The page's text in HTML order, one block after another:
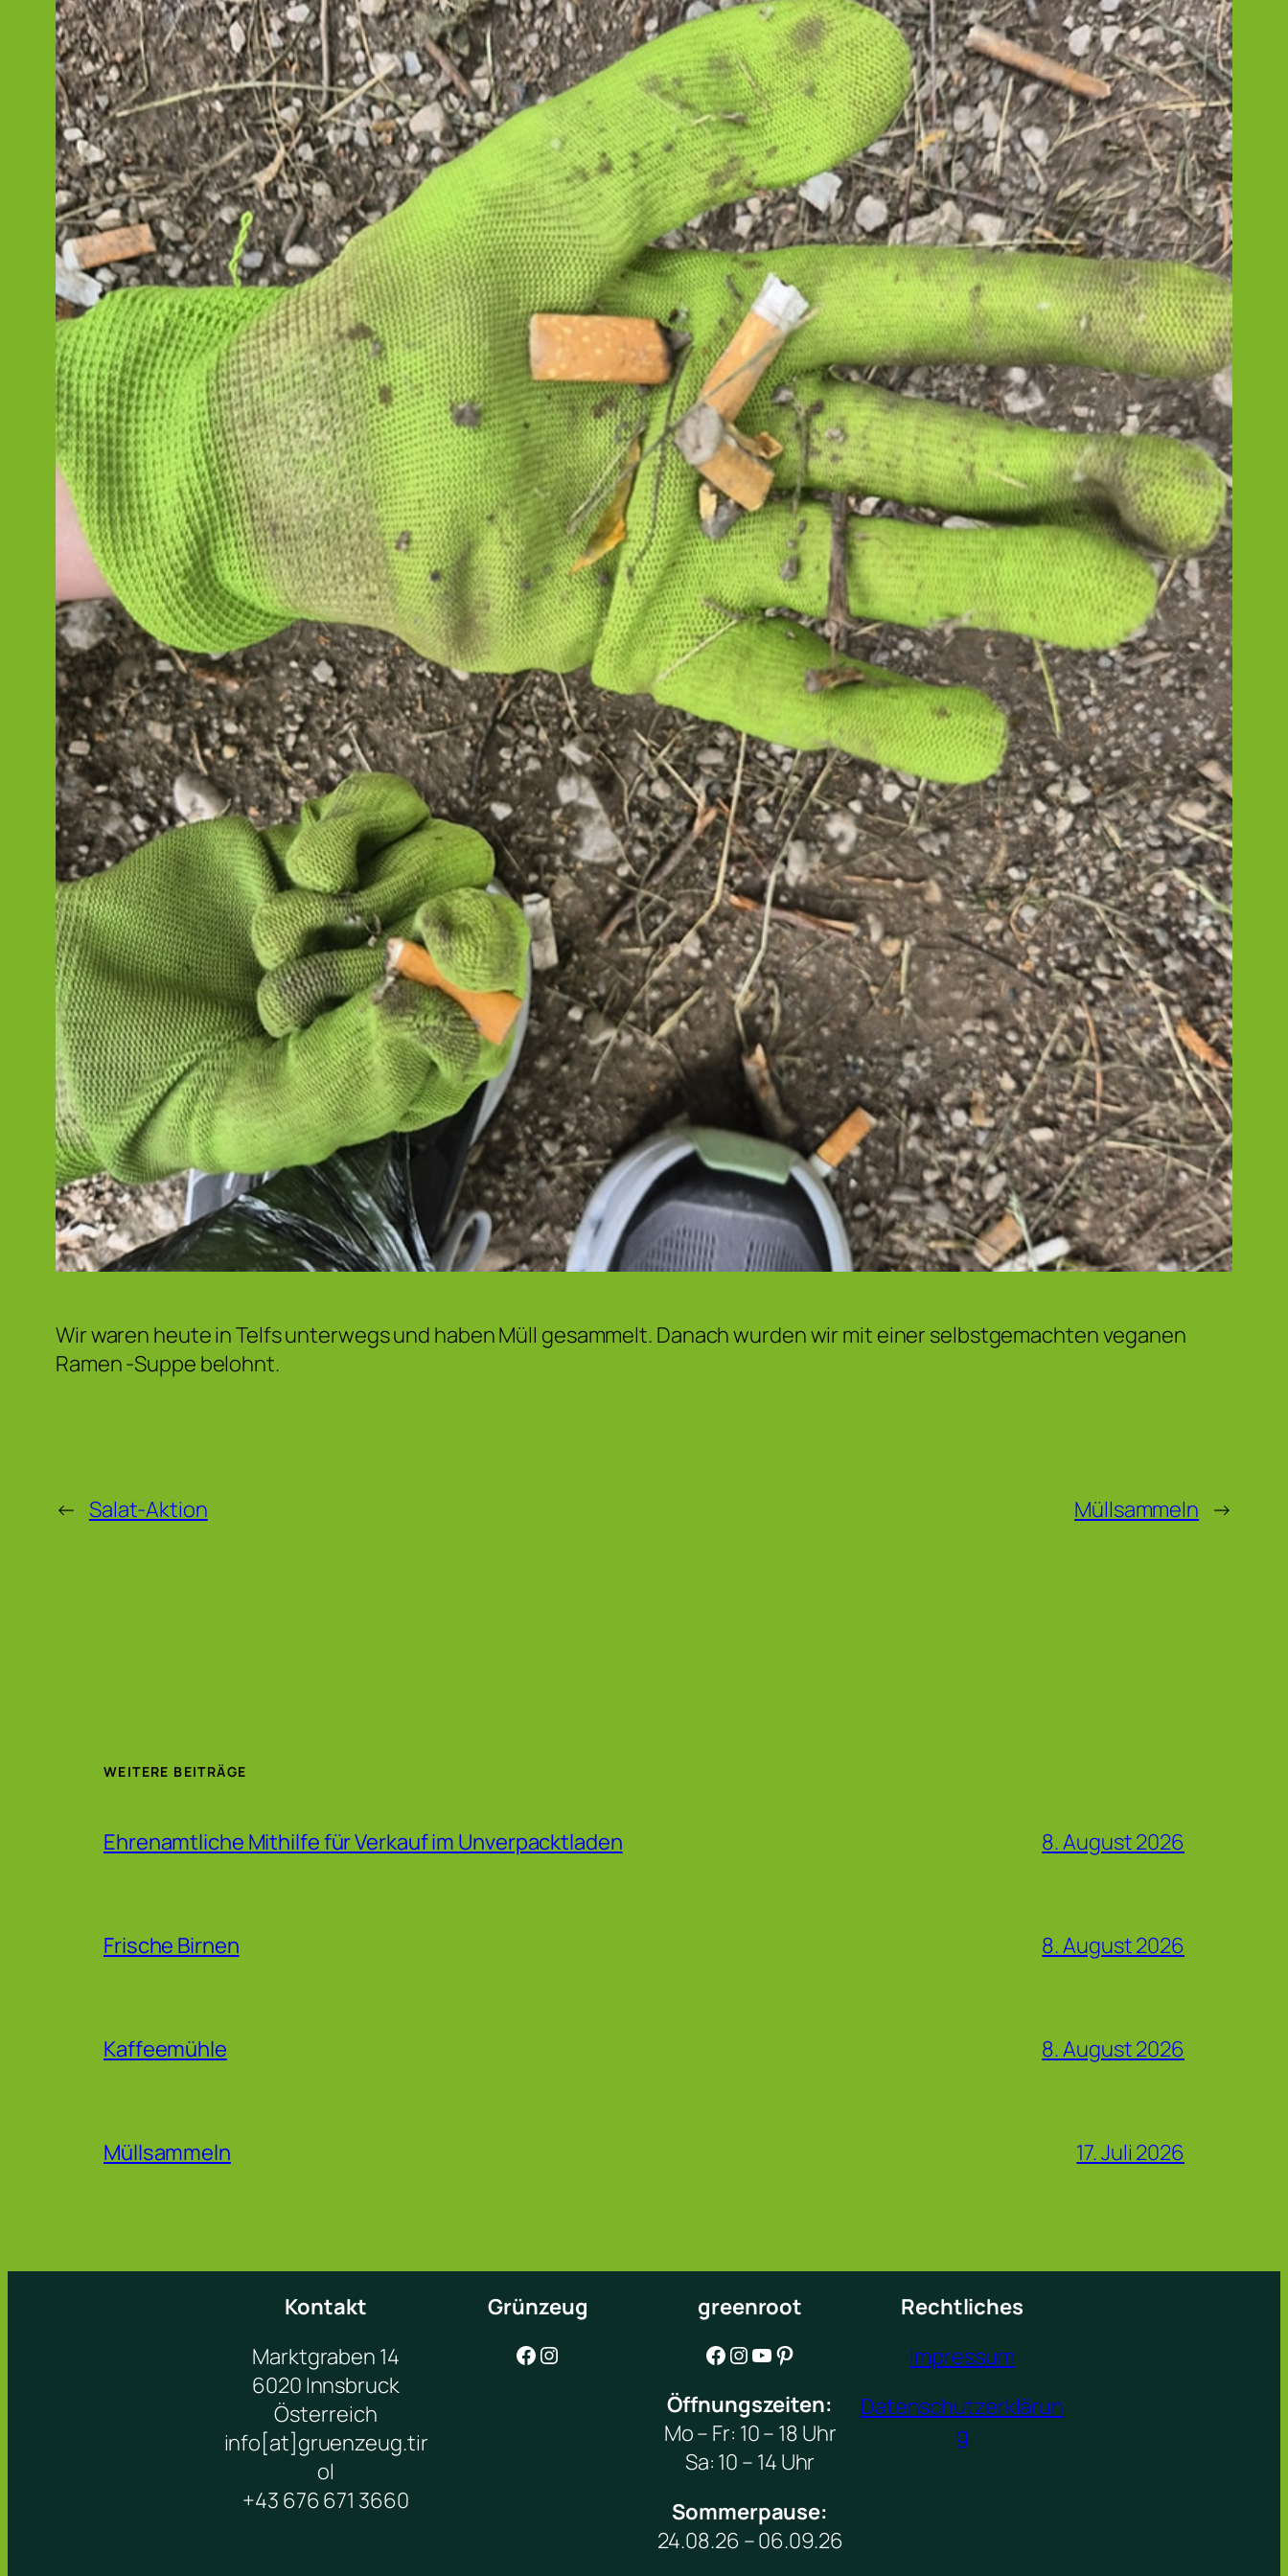
Wir waren heute in Telfs unterwegs und haben Müll gesammelt. Danach wurden wir mit einer selbstgemachten veganen
Ramen -Suppe belohnt.
← Salat-Aktion Müllsammeln →
WEITERE BEITRÄGE
Ehrenamtliche Mithilfe für Verkauf im Unverpacktladen 8. August 2026
Frische Birnen 8. August 2026
Kaffeemühle 8. August 2026
Müllsammeln 17. Juli 2026
Kontakt
Marktgraben 14
6020 Innsbruck
Österreich
info[at]gruenzeug.tir
ol
+43 676 671 3660
Grünzeug
Facebook Instagram
greenroot
Facebook Instagram YouTube Pinterest
Öffnungszeiten:
Mo – Fr: 10 – 18 Uhr
Sa: 10 – 14 Uhr
Sommerpause:
24.08.26 – 06.09.26
Rechtliches
Impressum
Datenschutzerklärun
g